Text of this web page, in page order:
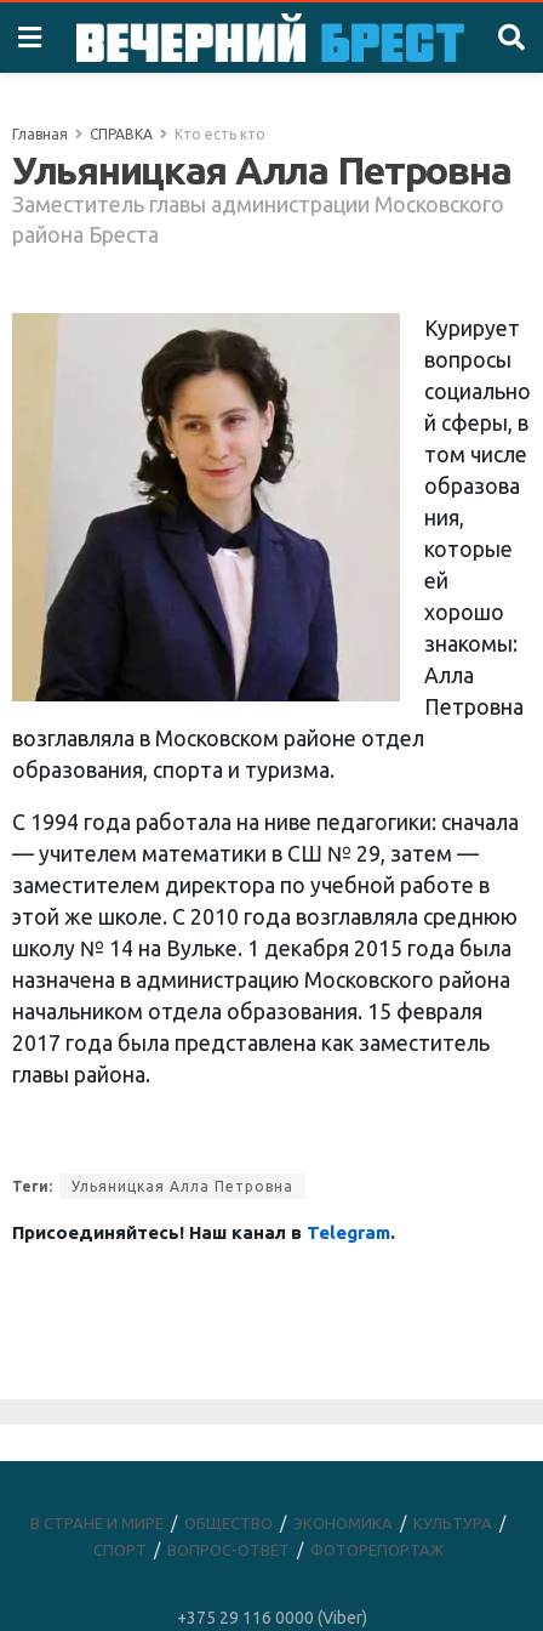
Главная СПРАВКА Кто есть кто
Ульяницкая Алла Петровна
Заместитель главы администрации Московского
района Бреста
Курирует
вопросы
социально
й сферы, в
том числе
образова
ния,
которые
ей
хорошо
знакомы:
Алла
Петровна
возглавляла в Московском районе отдел
образования, спорта и туризма.
С 1994 года работала на ниве педагогики: сначала
— учителем математики в СШ № 29, затем —
заместителем директора по учебной работе в
этой же школе. С 2010 года возглавляла среднюю
школу № 14 на Вульке. 1 декабря 2015 года была
назначена в администрацию Московского района
начальником отдела образования. 15 февраля
2017 года была представлена как заместитель
главы района.
Теги: Ульяницкая Алла Петровна
Присоединяйтесь! Наш канал в Telegram.
В СТРАНЕ И МИРЕ ОБЩЕСТВО ЭКОНОМИКА
КУЛЬТУРА
СПОРТ
ВОПРОС-ОТВЕТ ФОТОРЕПОРТАЖ
+375 29 116 0000 (Viber)